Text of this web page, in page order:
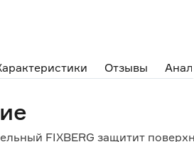
Отзывы
FIXBERG защитит